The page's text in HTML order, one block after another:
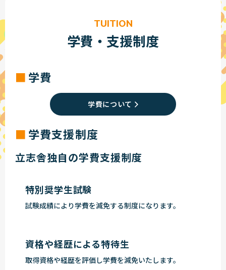
学費・支援制度
TUITION
学費
学費について
学費支援制度
立志舎独自の学費支援制度
特別奨学生試験
試験成績により学費を減免する制度になります。
資格や経歴による特待生
取得資格や経歴を評価し学費を減免いたします。